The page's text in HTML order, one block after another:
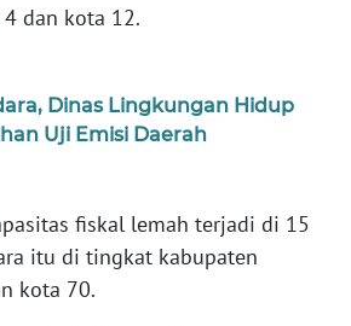
dan kota 12.
Dinas Lingkungan Hidup
Uji Emisi Daerah
fiskal lemah terjadi di 15
itu di tingkat kabupaten
kota 70.